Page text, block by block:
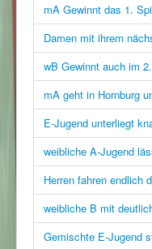
mA Gewinnt das 1.
Damen mit ihrem
wB Gewinnt auch im
mA geht in Hornburg
E-Jugend unterliegt
weibliche A-Jugend
Herren fahren endlich
weibliche B mit
Gemischte E-Jugend